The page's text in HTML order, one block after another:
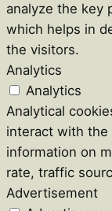
analyze the key
which helps in
the visitors.
Analytics
Analytics
Analytical
interact with the
information on
rate, traffic
Advertisement